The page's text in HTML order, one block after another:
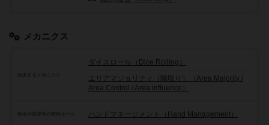
メカニクス
頻出するメカニクス
ダイスロール（Dice Rolling）
エリアマジョリティ（陣取り）（Area Majority /
Area Control / Area influence）
得点や資源等の獲得ルール ハンドマネージメント（Hand Management）